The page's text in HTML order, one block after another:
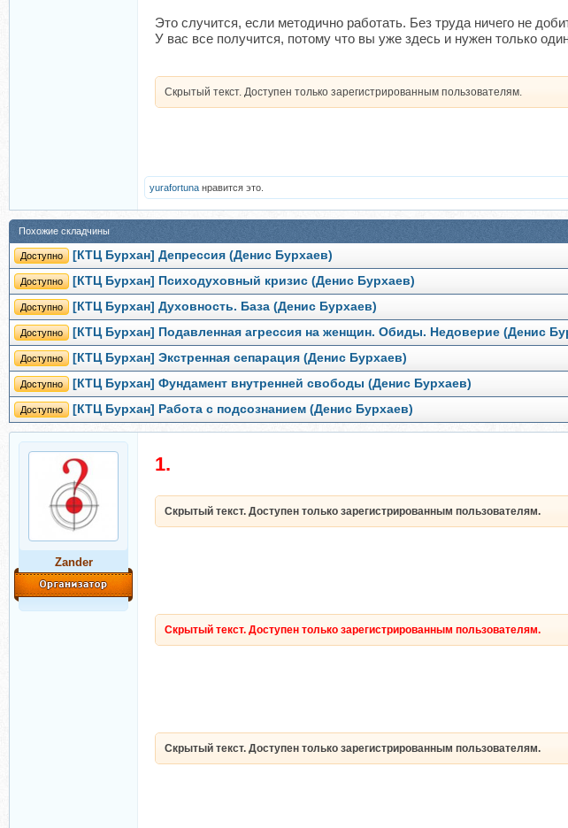
Это случится, если методично работать. Без труда ничего не
У вас все получится, потому что вы уже здесь и нужен только
Скрытый текст. Доступен только зарегистрированным пользователям.
yurafortuna нравится это.
Похожие складчины
Доступно [КТЦ Бурхан] Депрессия (Денис Бурхаев)
Доступно [КТЦ Бурхан] Психодуховный кризис (Денис Бурхаев)
Доступно [КТЦ Бурхан] Духовность. База (Денис Бурхаев)
Доступно [КТЦ Бурхан] Подавленная агрессия на женщин. Обиды. Недоверие (Денис
Доступно [КТЦ Бурхан] Экстренная сепарация (Денис Бурхаев)
Доступно [КТЦ Бурхан] Фундамент внутренней свободы (Денис Бурхаев)
Доступно [КТЦ Бурхан] Работа с подсознанием (Денис Бурхаев)
Zander
1.
Скрытый текст. Доступен только зарегистрированным пользователям.
Скрытый текст. Доступен только зарегистрированным пользователям.
Скрытый текст. Доступен только зарегистрированным пользователям.